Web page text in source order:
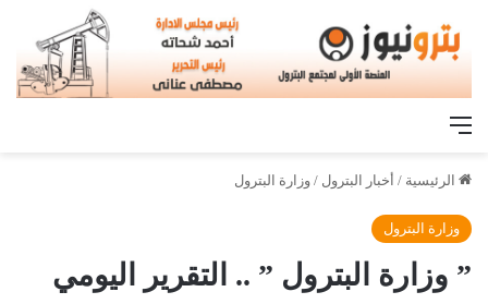
القائمة
الرئيسية / أخبار البترول / وزارة البترول
وزارة البترول
” وزارة البترول ” .. التقرير اليومي